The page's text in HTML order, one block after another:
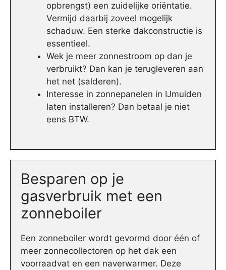
opbrengst) een zuidelijke oriëntatie.
Vermijd daarbij zoveel mogelijk
schaduw. Een sterke dakconstructie is
essentieel.
Wek je meer zonnestroom op dan je
verbruikt? Dan kan je terugleveren aan
het net (salderen).
Interesse in zonnepanelen in IJmuiden
laten installeren? Dan betaal je niet
eens BTW.
Besparen op je
gasverbruik met een
zonneboiler
Een zonneboiler wordt gevormd door één of
meer zonnecollectoren op het dak een
voorraadvat en een naverwarmer. Deze